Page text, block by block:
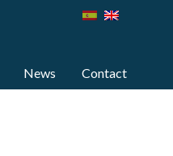
News Contact